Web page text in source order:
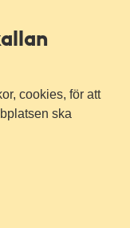
cookies, för att
ska